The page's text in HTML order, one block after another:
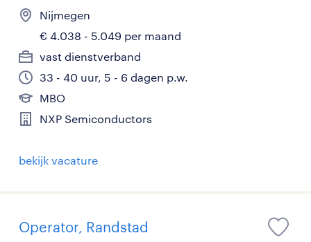
Nijmegen
€ 4.038 - 5.049 per maand
vast dienstverband
33 - 40 uur, 5 - 6 dagen p.w.
MBO
NXP Semiconductors
bekijk vacature
Operator, Randstad